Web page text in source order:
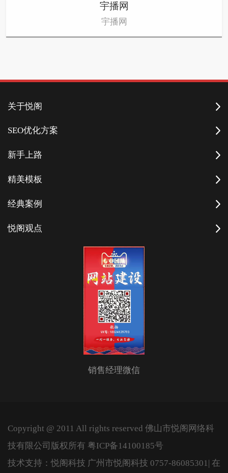
宇播网
宇播网
关于悦阁
SEO优化方案
新手上路
精美模板
经典案例
悦阁观点
销售经理微信
Copyright @ 2011 All rights reserved 佛山市悦阁网络科
技有限公司版权所有 粤ICP备14100185号
技术支持：悦阁科技 广州市悦阁科技 0757-86085301 | 在